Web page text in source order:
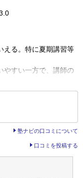
為です。
指導内容に自信があ
トでもよい点が取れた
が開いてる日はいつで
リモート授業の時があ
けられる準備を行い
頑張れたのが良かった
習でも役に立つと感
しそうだと思ったか
てくれ、体調が優れな
。
のですが、頑張りが足
残念です。
える。特に夏期講習等
やすい一方で、講師の
。自習室に講師もおり
んどが手作りに近い。
塾ナビの口コミについて
口コミを投稿する